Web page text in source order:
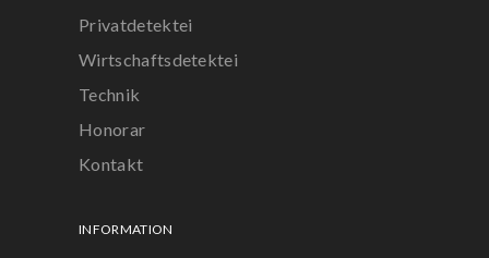
Privatdetektei
Wirtschaftsdetektei
Technik
Honorar
Kontakt
INFORMATION